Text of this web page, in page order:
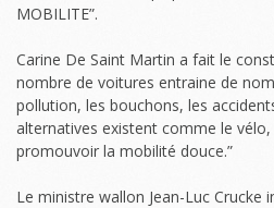
MOBILITE”.
Carine De Saint Martin a fait le
nombre de voitures entraine de
pollution, les bouchons, les
alternatives existent comme le
promouvoir la mobilité douce.”
Le ministre wallon Jean-Luc Crucke